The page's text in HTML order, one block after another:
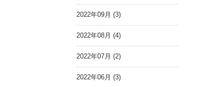
2022年09月 (3)
2022年08月 (4)
2022年07月 (2)
2022年06月 (3)